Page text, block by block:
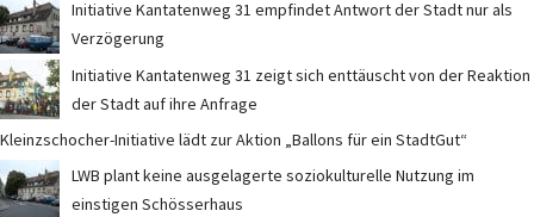
Initiative Kantatenweg 31 empfindet Antwort der Stadt nur als
Verzögerung
Initiative Kantatenweg 31 zeigt sich enttäuscht von der Reaktion
der Stadt auf ihre Anfrage
Kleinzschocher-Initiative lädt zur Aktion „Ballons für ein StadtGut“
LWB plant keine ausgelagerte soziokulturelle Nutzung im
einstigen Schösserhaus